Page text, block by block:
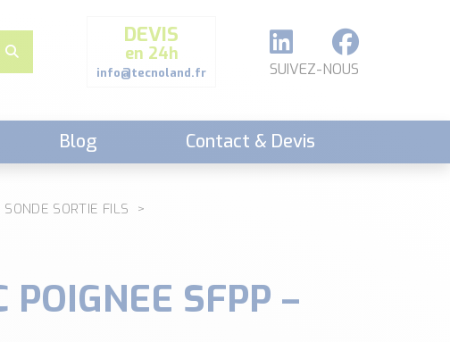
DEVIS
en 24h
info@tecnoland.fr SUIVEZ-NOUS
Blog Contact & Devis
SONDE SORTIE FILS
POIGNEE SFPP –